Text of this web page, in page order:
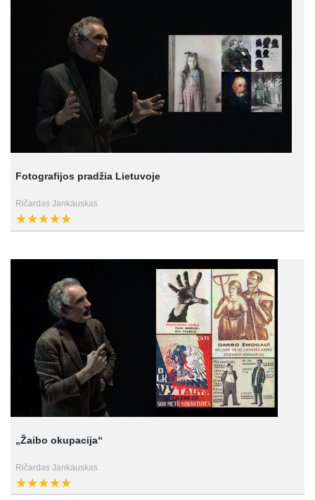
Fotografijos pradžia Lietuvoje
Ričardas Jankauskas
„Žaibo okupacija“
Ričardas Jankauskas